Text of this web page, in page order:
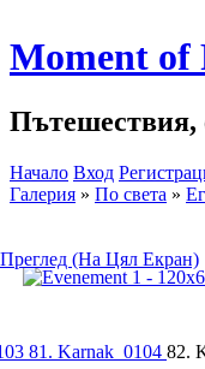
Moment of
Пътешествия,
Начало Вход
Галерия » По света »
Преглед (На Цял Екран)
81. Karnak_0104 82.